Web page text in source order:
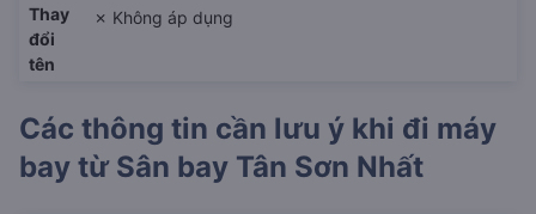
Thay
đổi
tên
✗ Không áp dụng
Các thông tin cần lưu ý khi đi máy
bay từ Sân bay Tân Sơn Nhất